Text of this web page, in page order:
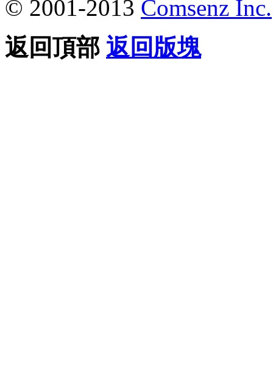
© 2001-2013 Comsenz Inc.
返回頂部 返回版塊